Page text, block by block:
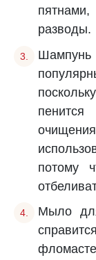
разводы.
потому
Мыло